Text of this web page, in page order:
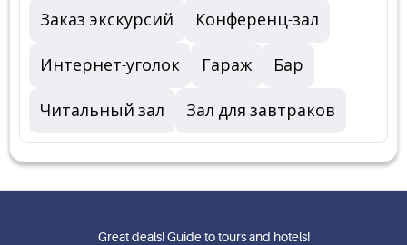
Заказ экскурсий Конференц-зал
Интернет-уголок Гараж Бар
Читальный зал Зал для завтраков
Great deals! Guide to tours and hotels!